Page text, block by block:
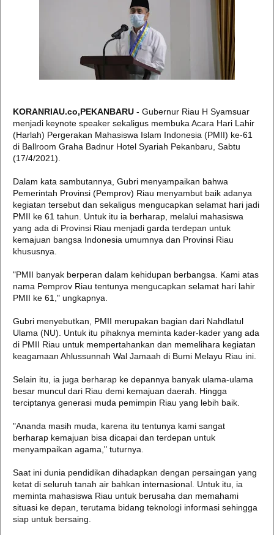
KORANRIAU.co,PEKANBARU - Gubernur Riau H Syamsuar
menjadi keynote speaker sekaligus membuka Acara Hari Lahir
(Harlah) Pergerakan Mahasiswa Islam Indonesia (PMII) ke-61
di Ballroom Graha Badnur Hotel Syariah Pekanbaru, Sabtu
(17/4/2021).
Dalam kata sambutannya, Gubri menyampaikan bahwa
Pemerintah Provinsi (Pemprov) Riau menyambut baik adanya
kegiatan tersebut dan sekaligus mengucapkan selamat hari jadi
PMII ke 61 tahun. Untuk itu ia berharap, melalui mahasiswa
yang ada di Provinsi Riau menjadi garda terdepan untuk
kemajuan bangsa Indonesia umumnya dan Provinsi Riau
khususnya.
"PMII banyak berperan dalam kehidupan berbangsa. Kami atas
nama Pemprov Riau tentunya mengucapkan selamat hari lahir
PMII ke 61," ungkapnya.
Gubri menyebutkan, PMII merupakan bagian dari Nahdlatul
Ulama (NU). Untuk itu pihaknya meminta kader-kader yang ada
di PMII Riau untuk mempertahankan dan memelihara kegiatan
keagamaan Ahlussunnah Wal Jamaah di Bumi Melayu Riau ini.
Selain itu, ia juga berharap ke depannya banyak ulama-ulama
besar muncul dari Riau demi kemajuan daerah. Hingga
terciptanya generasi muda pemimpin Riau yang lebih baik.
"Ananda masih muda, karena itu tentunya kami sangat
berharap kemajuan bisa dicapai dan terdepan untuk
menyampaikan agama," tuturnya.
Saat ini dunia pendidikan dihadapkan dengan persaingan yang
ketat di seluruh tanah air bahkan internasional. Untuk itu, ia
meminta mahasiswa Riau untuk berusaha dan memahami
situasi ke depan, terutama bidang teknologi informasi sehingga
siap untuk bersaing.